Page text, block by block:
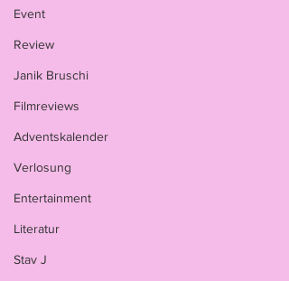
Event
Review
Janik Bruschi
Filmreviews
Adventskalender
Verlosung
Entertainment
Literatur
Stav J